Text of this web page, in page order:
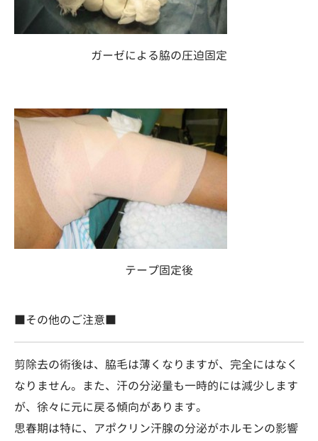
ガーゼによる脇の圧迫固定
テープ固定後
■その他のご注意■
剪除去の術後は、脇毛は薄くなりますが、完全にはなく
なりません。また、汗の分泌量も一時的には減少します
が、徐々に元に戻る傾向があります。
思春期は特に、アポクリン汗腺の分泌がホルモンの影響